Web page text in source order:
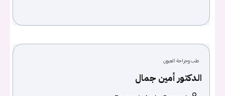
طب وجراحة العيون
الدكتور أمين جمال